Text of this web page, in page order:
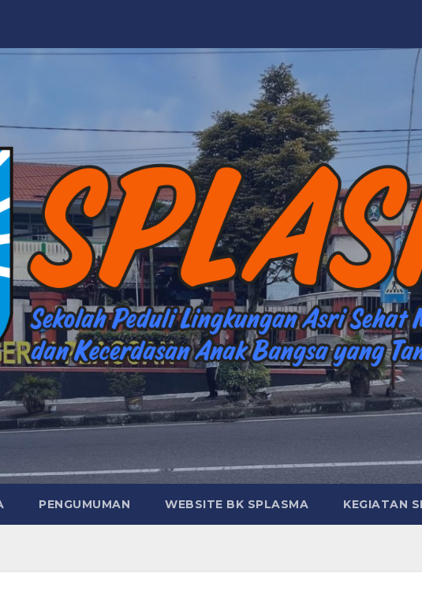
PENGUMUMAN WEBSITE BK SPLASMA KEGIATAN